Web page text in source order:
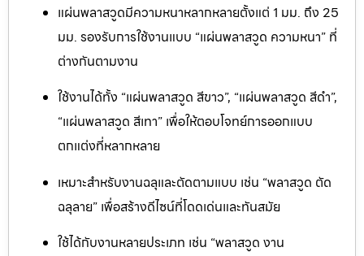
แผ่นพลาสวูดมีความหนาหลากหลายตั้งแต่ 1 มม. ถึง 25
มม. รองรับการใช้งานแบบ “แผ่นพลาสวูด ความหนา” ที่
ต่างกันตามงาน
ใช้งานได้ทั้ง “แผ่นพลาสวูด สีขาว”, “แผ่นพลาสวูด สีดำ”,
“แผ่นพลาสวูด สีเทา” เพื่อให้ตอบโจทย์การออกแบบ
ตกแต่งที่หลากหลาย
เหมาะสำหรับงานฉลุและตัดตามแบบ เช่น “พลาสวูด ตัด
ฉลุลาย” เพื่อสร้างดีไซน์ที่โดดเด่นและทันสมัย
ใช้ได้กับงานหลายประเภท เช่น “พลาสวูด งาน